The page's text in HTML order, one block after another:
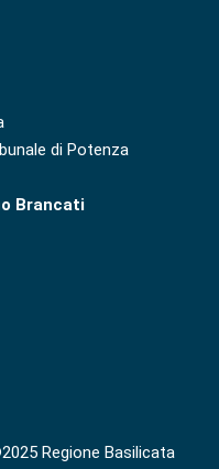
di Potenza
Brancati
Regione Basilicata